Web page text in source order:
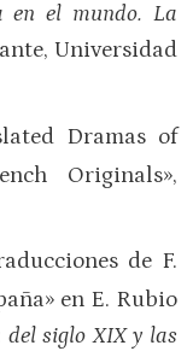
en el mundo. La
Universidad
Dramas of
Originals»,
de F.
en E. Rubio
siglo XIX y las